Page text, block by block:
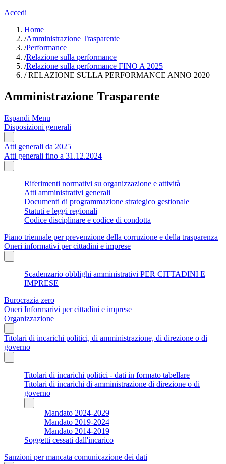
Accedi
Home
/Amministrazione Trasparente
/Performance
/Relazione sulla performance
/Relazione sulla performance FINO A 2025
/RELAZIONE SULLA PERFORMANCE ANNO 2020
Amministrazione Trasparente
Espandi Menu
Disposizioni generali
Atti generali da 2025
Atti generali fino a 31.12.2024
Riferimenti normativi su organizzazione e attività
Atti amministrativi generali
Documenti di programmazione strategico gestionale
Statuti e leggi regionali
Codice disciplinare e codice di condotta
Piano triennale per prevenzione della corruzione e della trasparenza
Oneri informativi per cittadini e imprese
Scadenzario obblighi amministrativi PER CITTADINI E
IMPRESE
Burocrazia zero
Oneri Informarivi per cittadini e imprese
Organizzazione
Titolari di incarichi politici, di amministrazione, di direzione o di
governo
Titolari di incarichi politici - dati in formato tabellare
Titolari di incarichi di amministrazione di direzione o di
governo
Mandato 2024-2029
Mandato 2019-2024
Mandato 2014-2019
Soggetti cessati dall'incarico
Sanzioni per mancata comunicazione dei dati